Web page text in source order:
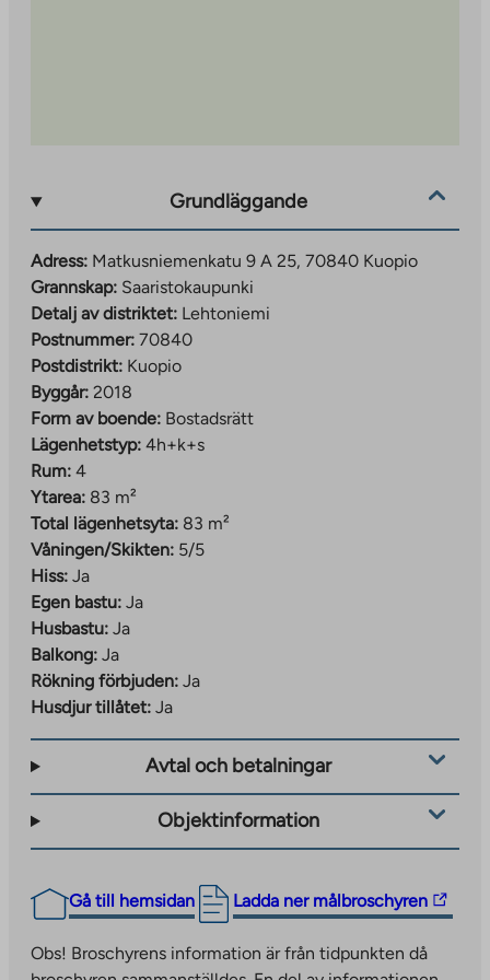
Grundläggande
Adress: Matkusniemenkatu 9 A 25, 70840 Kuopio
Grannskap: Saaristokaupunki
Detalj av distriktet: Lehtoniemi
Postnummer: 70840
Postdistrikt: Kuopio
Byggår: 2018
Form av boende: Bostadsrätt
Lägenhetstyp: 4h+k+s
Rum: 4
Ytarea: 83 m²
Total lägenhetsyta: 83 m²
Våningen/Skikten: 5/5
Hiss: Ja
Egen bastu: Ja
Husbastu: Ja
Balkong: Ja
Rökning förbjuden: Ja
Husdjur tillåtet: Ja
Avtal och betalningar
Objektinformation
Gå till hemsidan Ladda ner målbroschyren
The
takes
Obs! Broschyrens information är från tidpunkten då